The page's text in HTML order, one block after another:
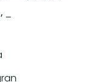
–